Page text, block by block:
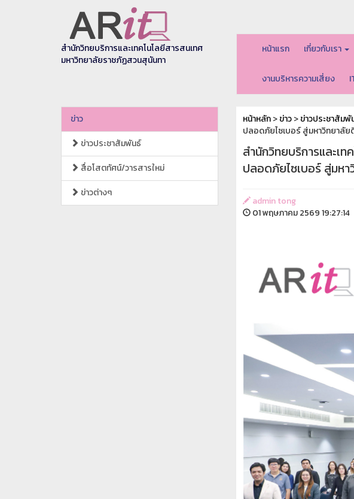
สำนักวิทยบริการและเทคโนโลยีสารสนเทศ
มหาวิทยาลัยราชภัฏสวนสุนันทา
หน้าแรก เกี่ยวกับเรา
งานบริหารความเสี่ยง
ข่าว
ข่าวประชาสัมพันธ์
สื่อโสตทัศน์/วารสารใหม่
ข่าวต่างๆ
หน้าหลัก>ข่าว>ข่าวประชาสัมพั
ปลอดภัยไซเบอร์ สู่มหาวิทยาลัย
สำนักวิทยบริการและเ
ปลอดภัยไซเบอร์ สู่มห
admin tong
01 พฤษภาคม 2569 19:27:14